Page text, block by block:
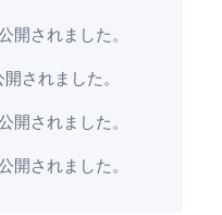
開されました。
されました。
開されました。
開されました。